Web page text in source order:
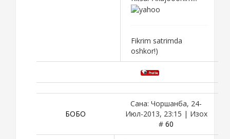
Fikrim satrimda
oshkor!)
БОБО
Сана: Чоршанба, 24-
Июл-2013, 23:15 | Изох
# 60